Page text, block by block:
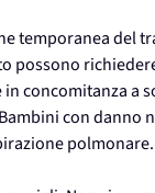
temporanea del
possono
concomitanza a
con danno
polmonare.